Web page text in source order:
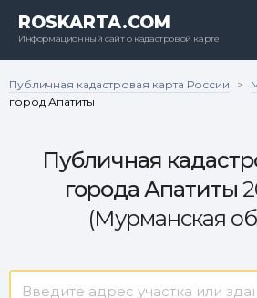
ROSKARTA.COM
Информационный сайт о кадастровой карте
Публичная кадастровая карта России >
город Апатиты
Публичная
города Апатиты
(Мурманская